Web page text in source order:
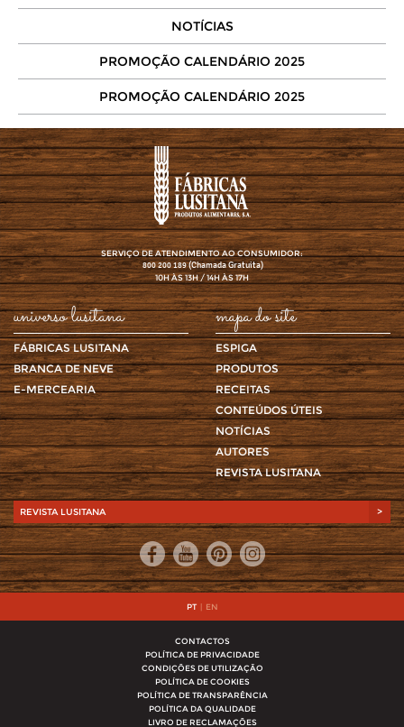
NOTÍCIAS
PROMOÇÃO CALENDÁRIO 2025
PROMOÇÃO CALENDÁRIO 2025
SERVIÇO DE ATENDIMENTO AO CONSUMIDOR:
800 200 189(Chamada Gratuita)
10H ÀS 13H / 14H ÀS 17H
universo lusitana
FÁBRICAS LUSITANA
BRANCA DE NEVE
E-MERCEARIA
mapa do site
ESPIGA
PRODUTOS
RECEITAS
CONTEÚDOS ÚTEIS
NOTÍCIAS
AUTORES
REVISTA LUSITANA
REVISTA LUSITANA >
PT | EN
CONTACTOS
POLÍTICA DE PRIVACIDADE
CONDIÇÕES DE UTILIZAÇÃO
POLÍTICA DE COOKIES
POLÍTICA DE TRANSPARÊNCIA
POLÍTICA DA QUALIDADE
LIVRO DE RECLAMAÇÕES